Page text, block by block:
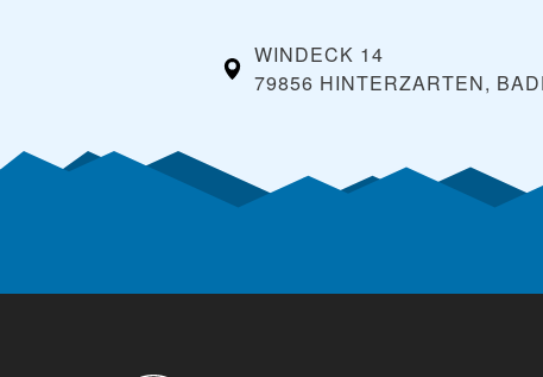
WINDECK 14
79856 HINTERZARTEN,